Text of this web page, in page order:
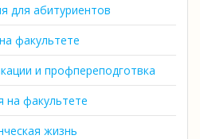
для абитуриентов
факультете
и профпереподготвка
на факультете
жизнь